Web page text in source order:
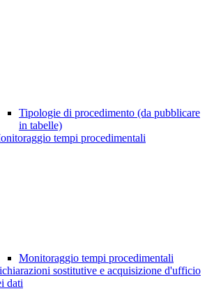
Tipologie di procedimento (da pubblicare
in tabelle)
tempi procedimentali
Monitoraggio tempi procedimentali
sostitutive e acquisizione d'ufficio
dati